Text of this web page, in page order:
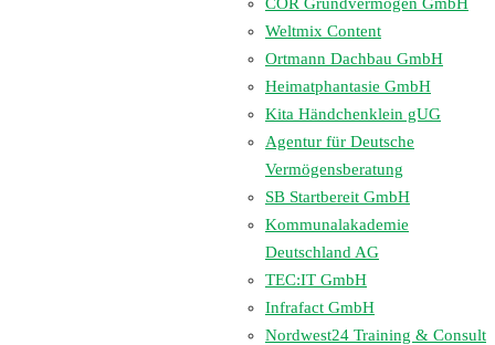
Weltmix Content
Ortmann Dachbau GmbH
Heimatphantasie GmbH
Kita Händchenklein gUG
Agentur für Deutsche
Vermögensberatung
SB Startbereit GmbH
Kommunalakademie
Deutschland AG
TEC:IT GmbH
Infrafact GmbH
Nordwest24 Training & Consult